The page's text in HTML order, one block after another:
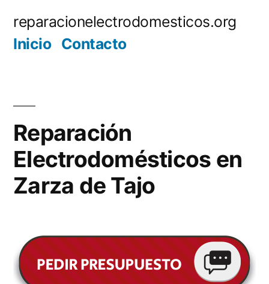
reparacionelectrodomesticos.org
Inicio Contacto
Reparación
Electrodomésticos en
Zarza de Tajo